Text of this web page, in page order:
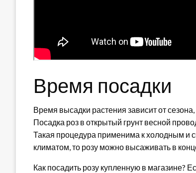
Время посадки
Время высадки растения зависит от
Посадка роз в открытый грунт весной
Такая процедура применима к холодным и
климатом, то розу можно высаживать в
Как посадить розу купленную в магазине?